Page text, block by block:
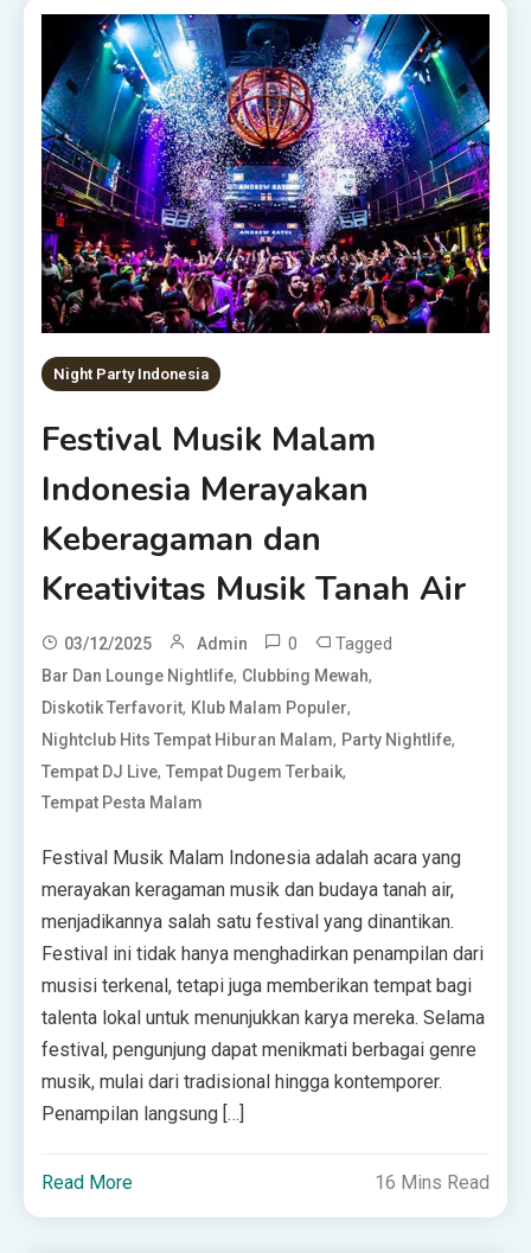
Night Party Indonesia
Festival Musik Malam
Indonesia Merayakan
Keberagaman dan
Kreativitas Musik Tanah Air
03/12/2025 Admin 0 Tagged
Bar Dan Lounge Nightlife, Clubbing Mewah,
Diskotik Terfavorit, Klub Malam Populer,
Nightclub Hits Tempat Hiburan Malam, Party Nightlife,
Tempat DJ Live,Tempat Dugem Terbaik,
Tempat Pesta Malam
Festival Musik Malam Indonesia adalah acara yang
merayakan keragaman musik dan budaya tanah air,
menjadikannya salah satu festival yang dinantikan.
Festival ini tidak hanya menghadirkan penampilan dari
musisi terkenal, tetapi juga memberikan tempat bagi
talenta lokal untuk menunjukkan karya mereka. Selama
festival, pengunjung dapat menikmati berbagai genre
musik, mulai dari tradisional hingga kontemporer.
Penampilan langsung […]
Read More 16 Mins Read